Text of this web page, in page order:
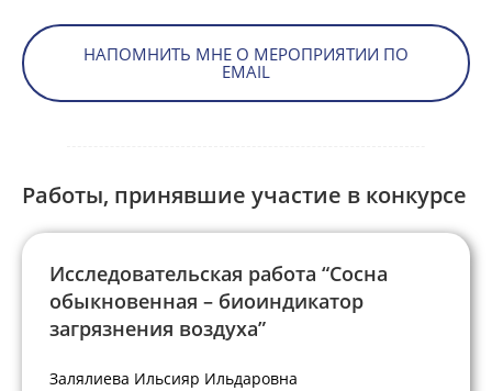
НАПОМНИТЬ МНЕ О МЕРОПРИЯТИИ ПО
EMAIL
Работы, принявшие участие в конкурсе
Исследовательская работа “Сосна
обыкновенная – биоиндикатор
загрязнения воздуха”
Залялиева Ильсияр Ильдаровна